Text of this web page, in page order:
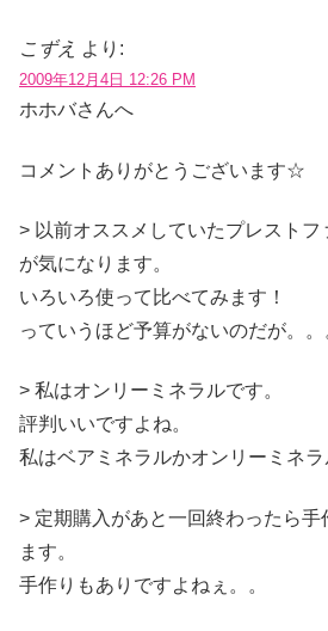
こずえ より:
2009年12月4日 12:26 PM
ホホバさんへ
コメントありがとうございます☆
> 以前オススメしていたプレスト
が気になります。
いろいろ使って比べてみます！
っていうほど予算がないのだが。。
> 私はオンリーミネラルです。
評判いいですよね。
私はベアミネラルかオンリーミネラ
> 定期購入があと一回終わったら手
ます。
手作りもありですよねぇ。。